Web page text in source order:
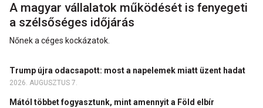
A magyar vállalatok működését is fenyegeti
a szélsőséges időjárás
Nőnek a céges kockázatok.
Trump újra odacsapott: most a napelemek miatt üzent hadat
2026. AUGUSZTUS 7.
Mától többet fogyasztunk, mint amennyit a Föld elbír